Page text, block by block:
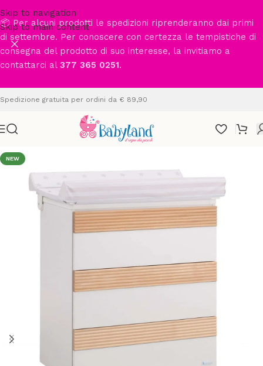
Skip to navigation
Skip to main content
📦 Per alcuni prodotti le spedizioni riprenderanno dai primi
di settembre. Per conoscere con certezza le tempistiche di
consegna del prodotto di suo interesse, la invitiamo a
contattarci al 377 365 0251.
Spedizione gratuita per ordini da € 89,90
NEW